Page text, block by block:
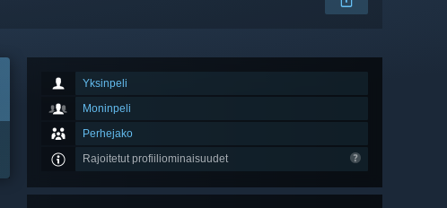
Yksinpeli
Moninpeli
Perhejako
Rajoitetut profiiliominaisuudet